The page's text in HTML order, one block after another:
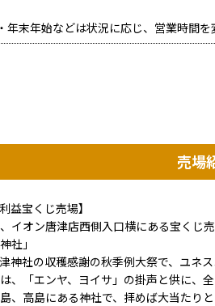
年末年始などは状況に応じ、営業時間を
売場
益宝くじ売場】
イオン唐津店西側入口横にある宝くじ売
社」
神社の収穫感謝の秋季例大祭で、ユネ
、「エンヤ、ヨイサ」の掛声と供に、
、高島にある神社で、拝めば大当た